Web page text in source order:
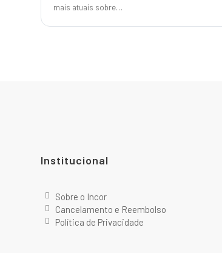
mais atuais sobre…
Institucional
Sobre o Incor
Cancelamento e Reembolso
Política de Privacidade